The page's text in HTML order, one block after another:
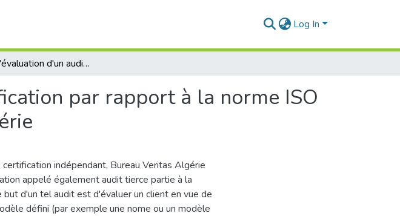
Log In
Essai d'évaluation d'un audit de certification par rapport à la norme ISO 19011v2011: cas Bureau Veritas Algérie
par rapport à la norme ISO
indépendant, Bureau Veritas Algérie
appelé également audit tierce partie à la
d'un tel audit est d'évaluer un client en vue de
défini (par exemple une nome ou un modèle